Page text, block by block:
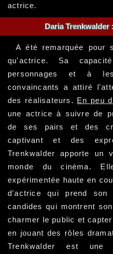
actrice.
Daria Trenkwalder
A été remarquée pour
qu'actrice. Sa
personnages et à
convaincants a attiré
des réalisateurs. En peu
une actrice à suivre de
de ses pairs et des
captivant et des
Trenkwalder apporte un
monde du cinéma.
expérimentée haute en
d'actrice qui prend son
candides qui montrent
charmer le public et
en jouant des rôles
Trenkwalder est une